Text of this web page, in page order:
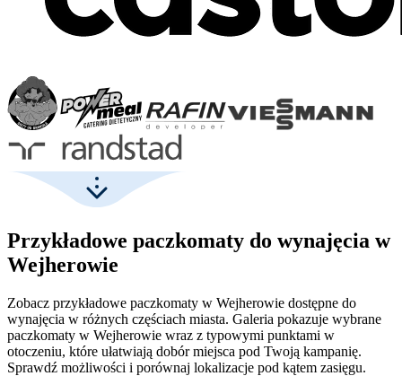
Przykładowe paczkomaty do wynajęcia w
Wejherowie
Zobacz przykładowe paczkomaty w Wejherowie dostępne do
wynajęcia w różnych częściach miasta. Galeria pokazuje wybrane
paczkomaty w Wejherowie wraz z typowymi punktami w
otoczeniu, które ułatwiają dobór miejsca pod Twoją kampanię.
Sprawdź możliwości i porównaj lokalizacje pod kątem zasięgu.